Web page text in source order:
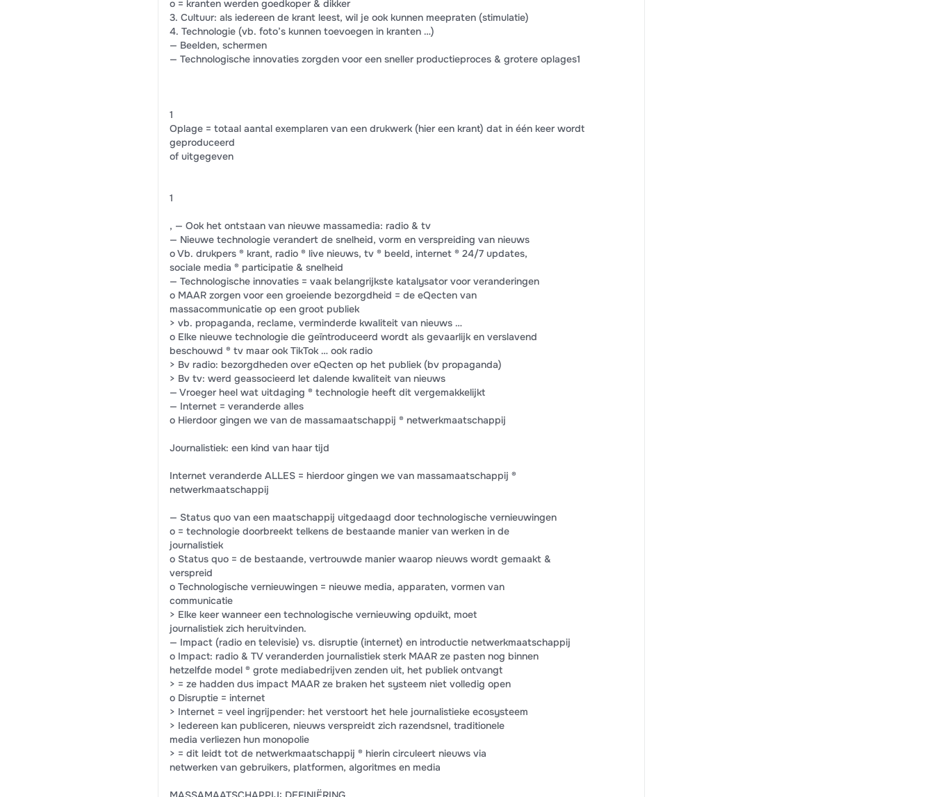
o = kranten werden goedkoper & dikker
3. Cultuur: als iedereen de krant leest, wil je ook kunnen meepraten (stimulatie)
4. Technologie (vb. foto’s kunnen toevoegen in kranten …)
— Beelden, schermen
— Technologische innovaties zorgden voor een sneller productieproces & grotere oplages1
1
Oplage = totaal aantal exemplaren van een drukwerk (hier een krant) dat in één keer wordt
geproduceerd
of uitgegeven
1
, — Ook het ontstaan van nieuwe massamedia: radio & tv
— Nieuwe technologie verandert de snelheid, vorm en verspreiding van nieuws
o Vb. drukpers ® krant, radio ® live nieuws, tv ® beeld, internet ® 24/7 updates,
sociale media ® participatie & snelheid
— Technologische innovaties = vaak belangrijkste katalysator voor veranderingen
o MAAR zorgen voor een groeiende bezorgdheid = de eQecten van
massacommunicatie op een groot publiek
> vb. propaganda, reclame, verminderde kwaliteit van nieuws …
o Elke nieuwe technologie die geïntroduceerd wordt als gevaarlijk en verslavend
beschouwd ® tv maar ook TikTok … ook radio
> Bv radio: bezorgdheden over eQecten op het publiek (bv propaganda)
> Bv tv: werd geassocieerd let dalende kwaliteit van nieuws
— Vroeger heel wat uitdaging ® technologie heeft dit vergemakkelijkt
— Internet = veranderde alles
o Hierdoor gingen we van de massamaatschappij ® netwerkmaatschappij
Journalistiek: een kind van haar tijd
Internet veranderde ALLES = hierdoor gingen we van massamaatschappij ®
netwerkmaatschappij
— Status quo van een maatschappij uitgedaagd door technologische vernieuwingen
o = technologie doorbreekt telkens de bestaande manier van werken in de
journalistiek
o Status quo = de bestaande, vertrouwde manier waarop nieuws wordt gemaakt &
verspreid
o Technologische vernieuwingen = nieuwe media, apparaten, vormen van
communicatie
> Elke keer wanneer een technologische vernieuwing opduikt, moet
journalistiek zich heruitvinden.
— Impact (radio en televisie) vs. disruptie (internet) en introductie netwerkmaatschappij
o Impact: radio & TV veranderden journalistiek sterk MAAR ze pasten nog binnen
hetzelfde model ® grote mediabedrijven zenden uit, het publiek ontvangt
> = ze hadden dus impact MAAR ze braken het systeem niet volledig open
o Disruptie = internet
> Internet = veel ingrijpender: het verstoort het hele journalistieke ecosysteem
> Iedereen kan publiceren, nieuws verspreidt zich razendsnel, traditionele
media verliezen hun monopolie
> = dit leidt tot de netwerkmaatschappij ® hierin circuleert nieuws via
netwerken van gebruikers, platformen, algoritmes en media